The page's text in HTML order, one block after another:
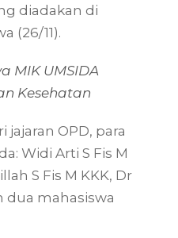
diadakan di
(26/11).
MIK UMSIDA
Kesehatan
OPD, para
Widi Arti S Fis M
S Fis M KKK, Dr
dua mahasiswa